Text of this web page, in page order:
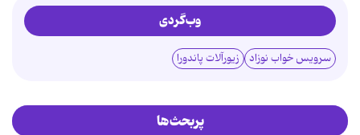
وب‌گردی
سرویس خواب نوزاد زیورآلات پاندورا
پربحث‌ها